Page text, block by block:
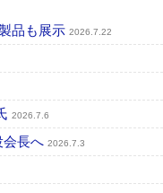
品も展示 2026.7.22
2026.7.6
長へ 2026.7.3